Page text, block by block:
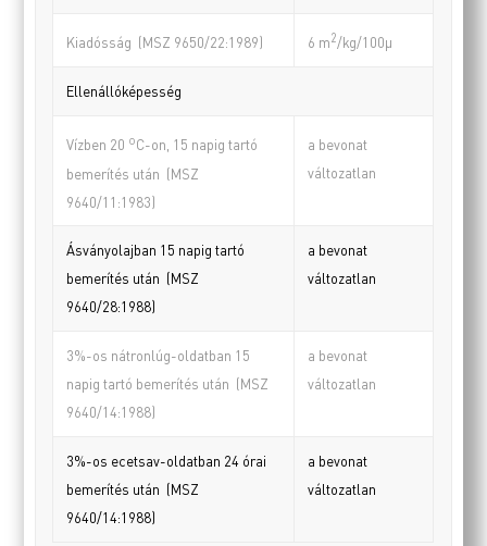
Kiadósság (MSZ 9650/22:1989) 6 m2/kg/100µ
Ellenállóképesség
Vízben 20 oC-on, 15 napig tartó
bemerítés után (MSZ
9640/11:1983)
a bevonat
változatlan
Ásványolajban 15 napig tartó
bemerítés után (MSZ
9640/28:1988)
a bevonat
változatlan
3%-os nátronlúg-oldatban 15
napig tartó bemerítés után (MSZ
9640/14:1988)
a bevonat
változatlan
3%-os ecetsav-oldatban 24 órai
bemerítés után (MSZ
9640/14:1988)
a bevonat
változatlan